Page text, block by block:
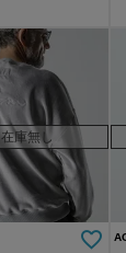
在庫無し